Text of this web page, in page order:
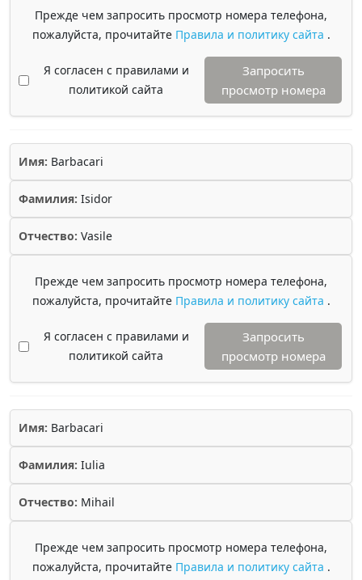
Прежде чем запросить просмотр номера телефона,
пожалуйста, прочитайте Правила и политику сайта .
Я согласен с правилами и
политикой сайта
Запросить
просмотр номера
Имя: Barbacari
Фамилия: Isidor
Отчество: Vasile
Прежде чем запросить просмотр номера телефона,
пожалуйста, прочитайте Правила и политику сайта .
Я согласен с правилами и
политикой сайта
Запросить
просмотр номера
Имя: Barbacari
Фамилия: Iulia
Отчество: Mihail
Прежде чем запросить просмотр номера телефона,
пожалуйста, прочитайте Правила и политику сайта .